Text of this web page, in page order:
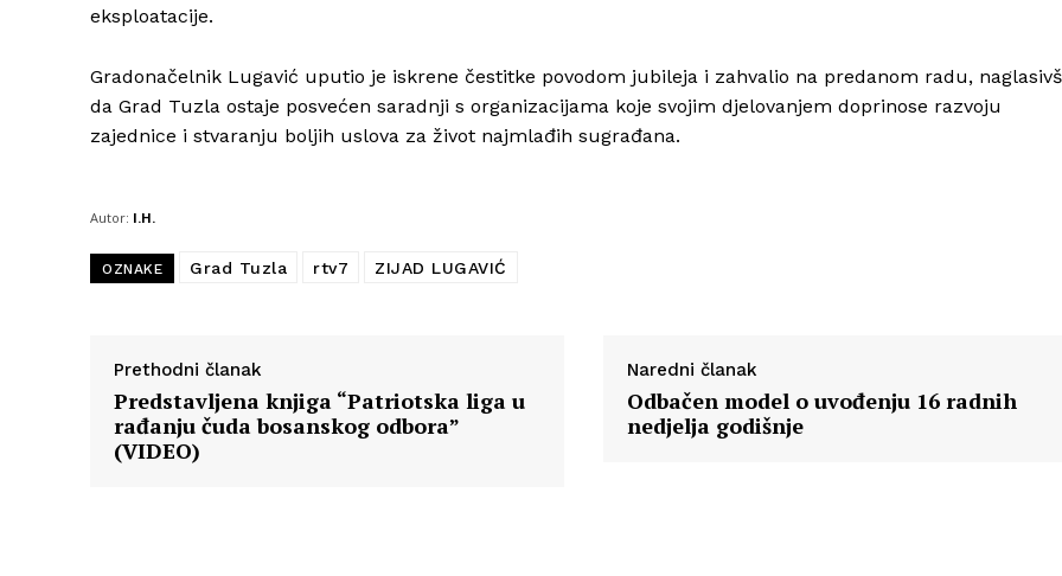
Info
eksploatacije.
Gradonačelnik Lugavić uputio je iskrene čestitke povodom jubileja i zahvalio na predanom radu,
da Grad Tuzla ostaje posvećen saradnji s organizacijama koje svojim djelovanjem doprinose razvoju
zajednice i stvaranju boljih uslova za život najmlađih sugrađana.
Autor: I.H.
OZNAKE Grad Tuzla rtv7 ZIJAD LUGAVIĆ
Prethodni članak
Predstavljena knjiga “Patriotska liga u
rađanju čuda bosanskog odbora”
(VIDEO)
Naredni članak
Odbačen model o uvođenju 16 radnih
nedjelja godišnje